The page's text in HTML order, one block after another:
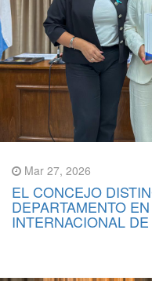
Mar 27, 2026
EL CONCEJO
DEPARTAMENTO
INTERNACIONAL